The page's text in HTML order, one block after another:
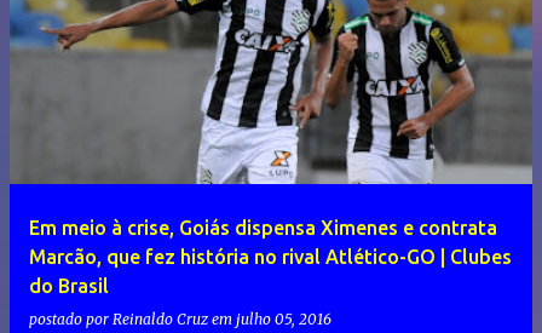
Em meio à crise, Goiás dispensa Ximenes e contrata
Marcão, que fez história no rival Atlético-GO | Clubes
do Brasil
postado por Reinaldo Cruz em julho 05, 2016